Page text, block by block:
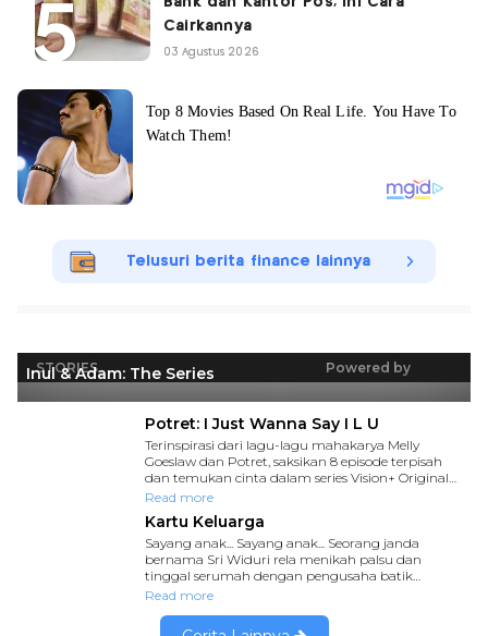
Cairkannya
03 Agustus 2026
Telusuri berita finance lainnya